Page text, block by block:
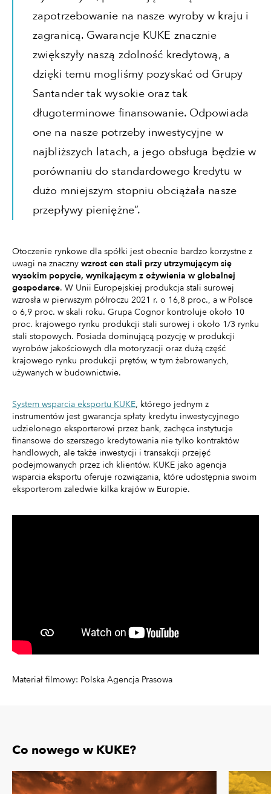
zapotrzebowanie na nasze wyroby w kraju i
zagranicą. Gwarancje KUKE znacznie
zwiększyły naszą zdolność kredytową, a
dzięki temu mogliśmy pozyskać od Grupy
Santander tak wysokie oraz tak
długoterminowe finansowanie. Odpowiada
one na nasze potrzeby inwestycyjne w
najbliższych latach, a jego obsługa będzie w
porównaniu do standardowego kredytu w
dużo mniejszym stopniu obciążała nasze
przepływy pieniężne”.
Otoczenie rynkowe dla spółki jest obecnie bardzo korzystne z
uwagi na znaczny wzrost cen stali przy utrzymującym się
wysokim popycie, wynikającym z ożywienia w globalnej
gospodarce. W Unii Europejskiej produkcja stali surowej
wzrosła w pierwszym półroczu 2021 r. o 16,8 proc., a w Polsce
o 6,9 proc. w skali roku. Grupa Cognor kontroluje około 10
proc. krajowego rynku produkcji stali surowej i około 1/3 rynku
stali stopowych. Posiada dominującą pozycję w produkcji
wyrobów jakościowych dla motoryzacji oraz dużą część
krajowego rynku produkcji prętów, w tym żebrowanych,
używanych w budownictwie.
System wsparcia eksportu KUKE, którego jednym z
instrumentów jest gwarancja spłaty kredytu inwestycyjnego
udzielonego eksporterowi przez bank, zachęca instytucje
finansowe do szerszego kredytowania nie tylko kontraktów
handlowych, ale także inwestycji i transakcji przejęć
podejmowanych przez ich klientów. KUKE jako agencja
wsparcia eksportu oferuje rozwiązania, które udostępnia swoim
eksporterom zaledwie kilka krajów w Europie.
Materiał filmowy: Polska Agencja Prasowa
Co nowego w KUKE?